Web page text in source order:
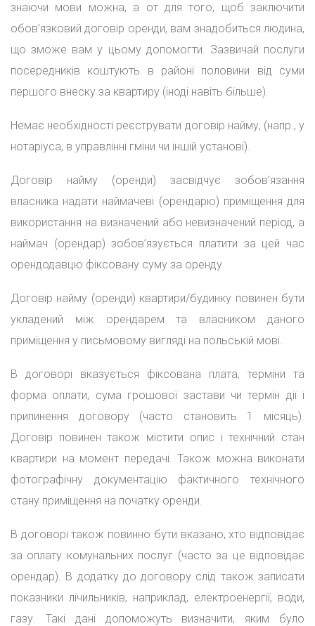
знаючи мови можна, а от для того, щоб заключити
обов’язковий договір оренди, вам знадобиться людина,
що зможе вам у цьому допомогти. Зазвичай послуги
посередників коштують в районі половини від суми
першого внеску за квартиру (іноді навіть більше).
Немає необхідності реєструвати договір найму, (напр., у
нотаріуса, в управлінні гміни чи іншій установі).
Договір найму (оренди) засвідчує зобов’язання
власника надати наймачеві (орендарю) приміщення для
використання на визначений або невизначений період, а
наймач (орендар) зобов’язується платити за цей час
орендодавцю фіксовану суму за оренду.
Договір найму (оренди) квартири/будинку повинен бути
укладений між орендарем та власником даного
приміщення у письмовому вигляді на польській мові.
В договорі вказується фіксована плата, терміни та
форма оплати, сума грошової застави чи термін дії і
припинення договору (часто становить 1 місяць).
Договір повинен також містити опис і технічний стан
квартири на момент передачі. Також можна виконати
фотографічну документацію фактичного технічного
стану приміщення на початку оренди.
В договорі також повинно бути вказано, хто відповідає
за оплату комунальних послуг (часто за це відповідає
орендар). В додатку до договору слід також записати
показники лічильників, наприклад, електроенергії, води,
газу. Такі дані допоможуть визначити, яким було